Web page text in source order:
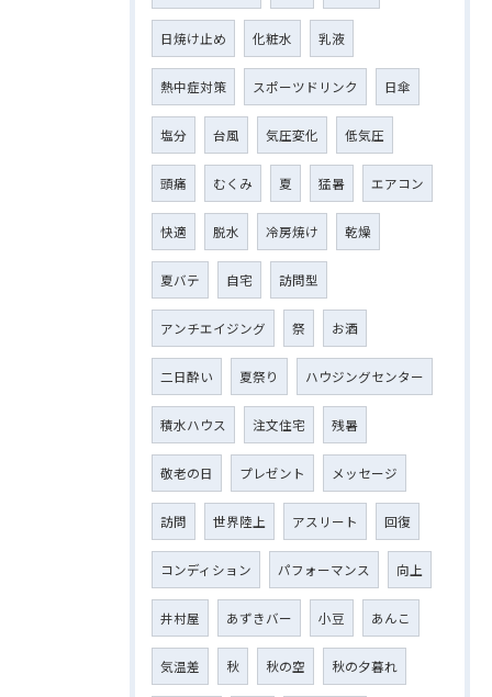
日焼け止め 化粧水 乳液
熱中症対策 スポーツドリンク 日傘
塩分 台風 気圧変化 低気圧
頭痛 むくみ 夏 猛暑 エアコン
快適 脱水 冷房焼け 乾燥
夏バテ 自宅 訪問型
アンチエイジング 祭 お酒
二日酔い 夏祭り ハウジングセンター
積水ハウス 注文住宅 残暑
敬老の日 プレゼント メッセージ
訪問 世界陸上 アスリート 回復
コンディション パフォーマンス 向上
井村屋 あずきバー 小豆 あんこ
気温差 秋 秋の空 秋の夕暮れ